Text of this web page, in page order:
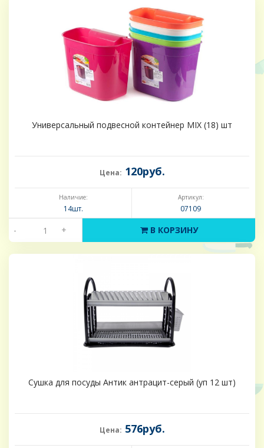
Универсальный подвесной контейнер MIX (18) шт
Цена: 120руб.
Наличие:
14шт.
Артикул:
07109
- + В КОРЗИНУ
Сушка для посуды Антик антрацит-серый (уп 12 шт)
Цена: 576руб.